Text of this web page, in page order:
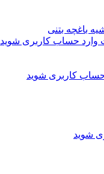
وارد حساب کاربری شوید
کاربری شوید
شوید